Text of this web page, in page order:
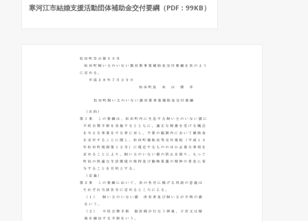
寒河江市結婚支援活動団体補助金交付要綱（PDF：99KB）